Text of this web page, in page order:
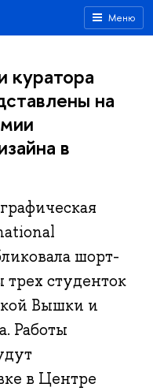
Меню
куратора
на
в
шорт-
трех студенток
Вышки и
Работы
в Центре